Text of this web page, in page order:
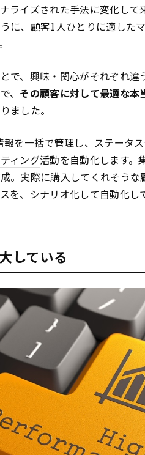
ライズされた手法に変化し
に、顧客1人ひとりに適した
で、興味・関心がそれぞれ
、 その顧客に対して最適な本
ました。
を一括で管理し、ステータ
ィング活動を自動化します。
。実際に購入してくれそう
を、シナリオ化して自動化し
している